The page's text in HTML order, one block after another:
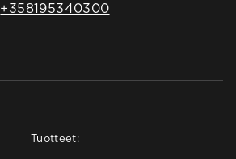
+358195340300
Tuotteet: